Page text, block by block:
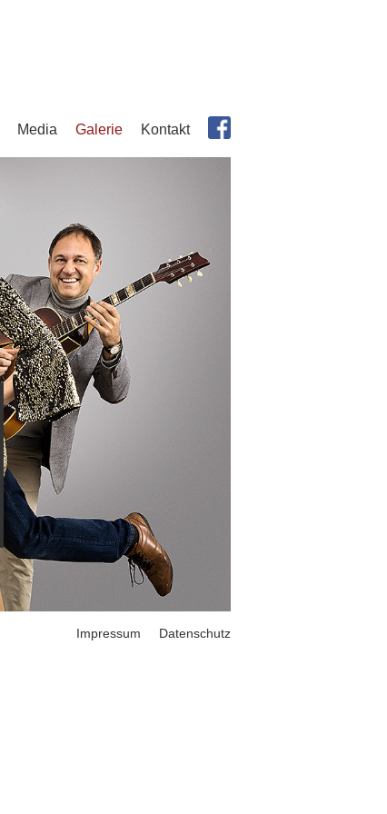
Media Galerie Kontakt
Impressum Datenschutz